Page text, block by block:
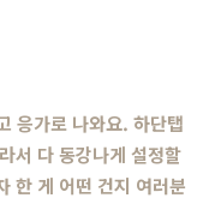
응가로 나와요. 하단탭
서 다 동강나게 설정할
한 게 어떤 건지 여러분